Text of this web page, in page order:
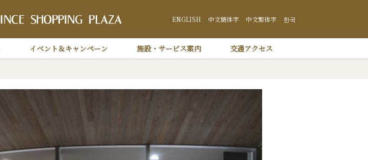
軽井沢 プリンスショッピングプラザ
ENGLISH 中文簡体字 中文繁体字 한국
イベント＆キャンペーン 施設・サービス案内 交通アクセス